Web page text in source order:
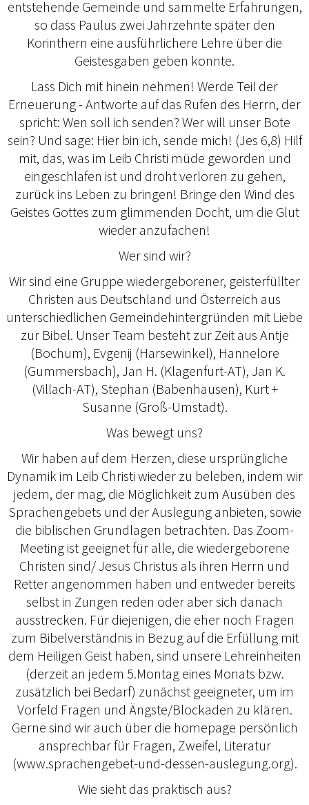
entstehende Gemeinde und sammelte Erfahrungen,
so dass Paulus zwei Jahrzehnte später den
Korinthern eine ausführlichere Lehre über die
Geistesgaben geben konnte.
Lass Dich mit hinein nehmen! Werde Teil der
Erneuerung - Antworte auf das Rufen des Herrn, der
spricht: Wen soll ich senden? Wer will unser Bote
sein? Und sage: Hier bin ich, sende mich! (Jes 6,8) Hilf
mit, das, was im Leib Christi müde geworden und
eingeschlafen ist und droht verloren zu gehen,
zurück ins Leben zu bringen! Bringe den Wind des
Geistes Gottes zum glimmenden Docht, um die Glut
wieder anzufachen!
Wer sind wir?
Wir sind eine Gruppe wiedergeborener, geisterfüllter
Christen aus Deutschland und Österreich aus
unterschiedlichen Gemeindehintergründen mit Liebe
zur Bibel. Unser Team besteht zur Zeit aus Antje
(Bochum), Evgenij (Harsewinkel), Hannelore
(Gummersbach), Jan H. (Klagenfurt-AT), Jan K.
(Villach-AT), Stephan (Babenhausen), Kurt +
Susanne (Groß-Umstadt).
Was bewegt uns?
Wir haben auf dem Herzen, diese ursprüngliche
Dynamik im Leib Christi wieder zu beleben, indem wir
jedem, der mag, die Möglichkeit zum Ausüben des
Sprachengebets und der Auslegung anbieten, sowie
die biblischen Grundlagen betrachten. Das Zoom-
Meeting ist geeignet für alle, die wiedergeborene
Christen sind/ Jesus Christus als ihren Herrn und
Retter angenommen haben und entweder bereits
selbst in Zungen reden oder aber sich danach
ausstrecken. Für diejenigen, die eher noch Fragen
zum Bibelverständnis in Bezug auf die Erfüllung mit
dem Heiligen Geist haben, sind unsere Lehreinheiten
(derzeit an jedem 5.Montag eines Monats bzw.
zusätzlich bei Bedarf) zunächst geeigneter, um im
Vorfeld Fragen und Ängste/Blockaden zu klären.
Gerne sind wir auch über die homepage persönlich
ansprechbar für Fragen, Zweifel, Literatur
(www.sprachengebet-und-dessen-auslegung.org).
Wie sieht das praktisch aus?